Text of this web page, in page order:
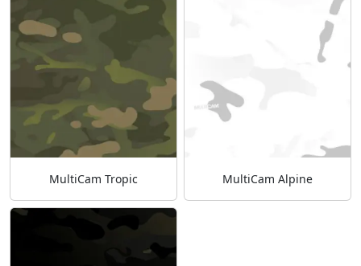
MultiCam Tropic MultiCam Alpine